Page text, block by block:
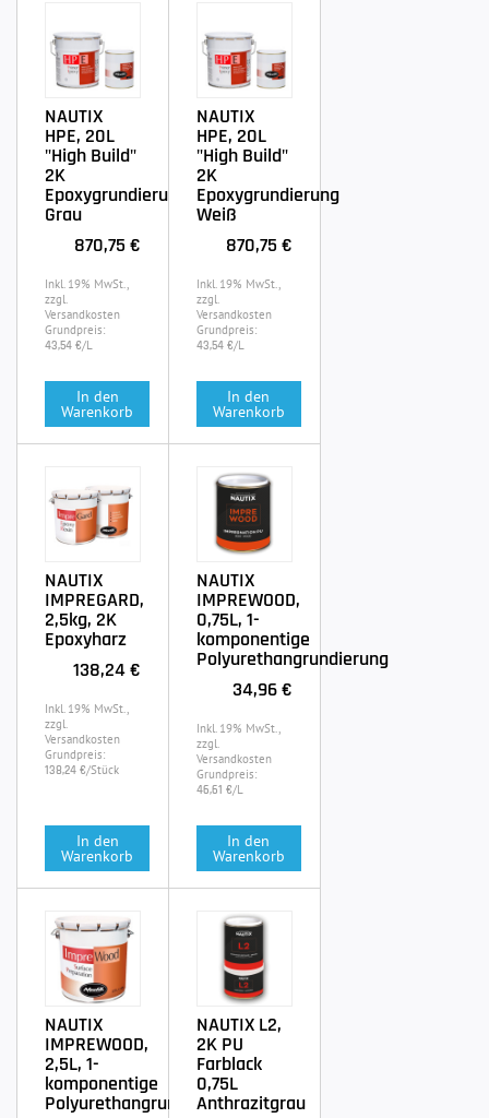
NAUTIX
HPE, 20L
"High Build"
2K
Epoxygrundierung
Grau
870,75 €
Inkl. 19% MwSt.,
zzgl.
Versandkosten
Grundpreis:
43,54 €/L
In den
Warenkorb
NAUTIX
HPE, 20L
"High Build"
2K
Epoxygrundierung
Weiß
870,75 €
Inkl. 19% MwSt.,
zzgl.
Versandkosten
Grundpreis:
43,54 €/L
In den
Warenkorb
NAUTIX
IMPREGARD,
2,5kg, 2K
Epoxyharz
138,24 €
Inkl. 19% MwSt.,
zzgl.
Versandkosten
Grundpreis:
138,24 €/Stück
In den
Warenkorb
NAUTIX
IMPREWOOD,
0,75L, 1-
komponentige
Polyurethangrundierung
34,96 €
Inkl. 19% MwSt.,
zzgl.
Versandkosten
Grundpreis:
46,61 €/L
In den
Warenkorb
NAUTIX
IMPREWOOD,
2,5L, 1-
komponentige
Polyurethangrundierung
NAUTIX L2,
2K PU
Farblack
0,75L
Anthrazitgrau